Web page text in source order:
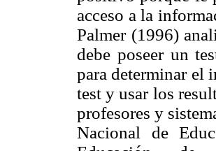
acceso a la
Palmer (1996)
debe poseer un
para determinar el
test y usar los
profesores y
Nacional de